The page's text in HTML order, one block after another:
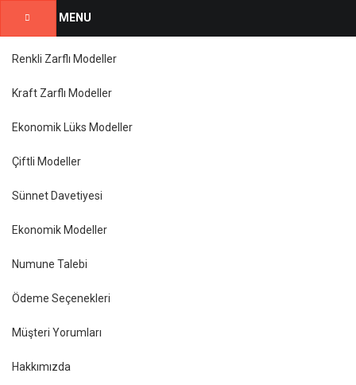
MENU
Renkli Zarflı Modeller
Kraft Zarflı Modeller
Ekonomik Lüks Modeller
Çiftli Modeller
Sünnet Davetiyesi
Ekonomik Modeller
Numune Talebi
Ödeme Seçenekleri
Müşteri Yorumları
Hakkımızda